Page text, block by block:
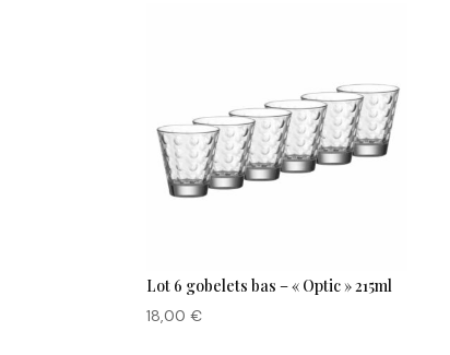
Lot 6 gobelets bas – « Optic » 215ml
18,00€